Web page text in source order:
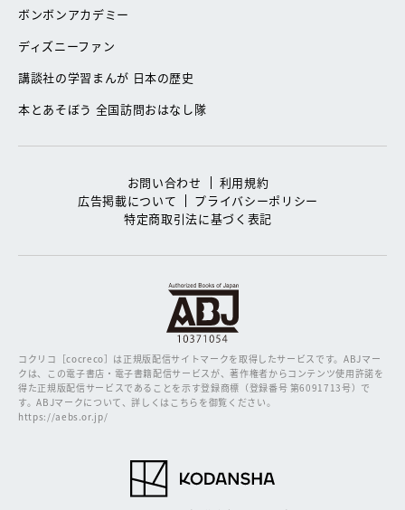
ボンボンアカデミー
ディズニーファン
講談社の学習まんが 日本の歴史
本とあそぼう 全国訪問おはなし隊
お問い合わせ
利用規約
広告掲載について
プライバシーポリシー
特定商取引法に基づく表記
コクリコ［cocreco］は正規版配信サイトマークを取得したサービスです。ABJマー
クは、この電子書店・電子書籍配信サービスが、著作権者からコンテンツ使用許諾を
得た正規版配信サービスであることを示す登録商標（登録番号 第6091713号）で
す。ABJマークについて、詳しくはこちらを御覧ください。
https://aebs.or.jp/